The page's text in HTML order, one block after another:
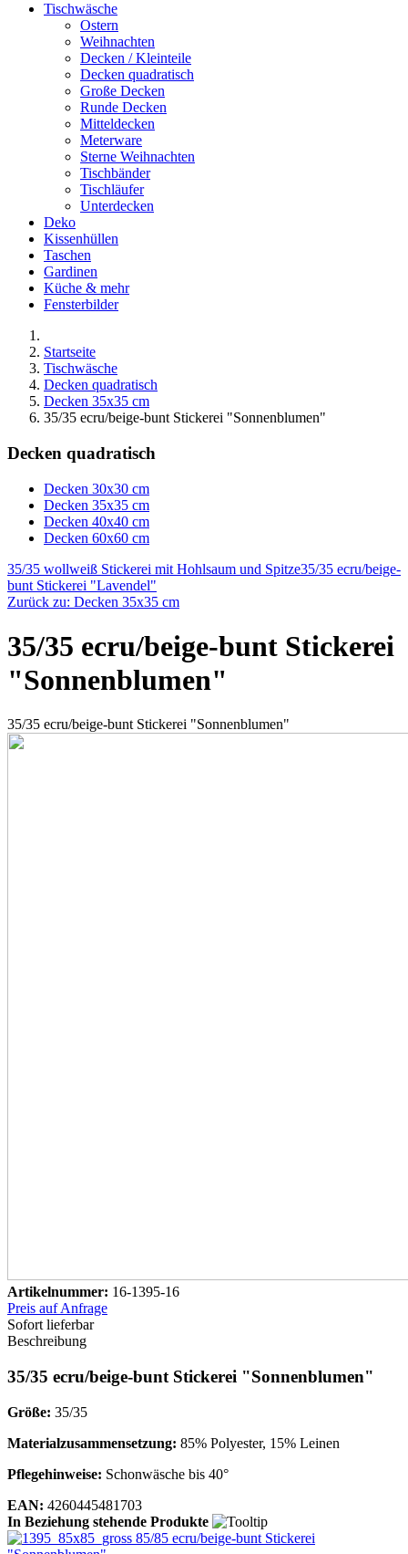
Tischwäsche
Ostern
Weihnachten
Decken / Kleinteile
Decken quadratisch
Große Decken
Runde Decken
Mitteldecken
Meterware
Sterne Weihnachten
Tischbänder
Tischläufer
Unterdecken
Deko
Kissenhüllen
Taschen
Gardinen
Küche & mehr
Fensterbilder
Startseite
Tischwäsche
Decken quadratisch
Decken 35x35 cm
35/35 ecru/beige-bunt Stickerei "Sonnenblumen"
Decken quadratisch
Decken 30x30 cm
Decken 35x35 cm
Decken 40x40 cm
Decken 60x60 cm
35/35 wollweiß Stickerei mit Hohlsaum und Spitze35/35 ecru/beige-
bunt Stickerei "Lavendel"
Zurück zu: Decken 35x35 cm
35/35 ecru/beige-bunt Stickerei
"Sonnenblumen"
35/35 ecru/beige-bunt Stickerei "Sonnenblumen"
Artikelnummer: 16-1395-16
Preis auf Anfrage
Sofort lieferbar
Beschreibung
35/35 ecru/beige-bunt Stickerei "Sonnenblumen"
Größe: 35/35
Materialzusammensetzung: 85% Polyester, 15% Leinen
Pflegehinweise: Schonwäsche bis 40°
EAN: 4260445481703
In Beziehung stehende Produkte
85/85 ecru/beige-bunt Stickerei